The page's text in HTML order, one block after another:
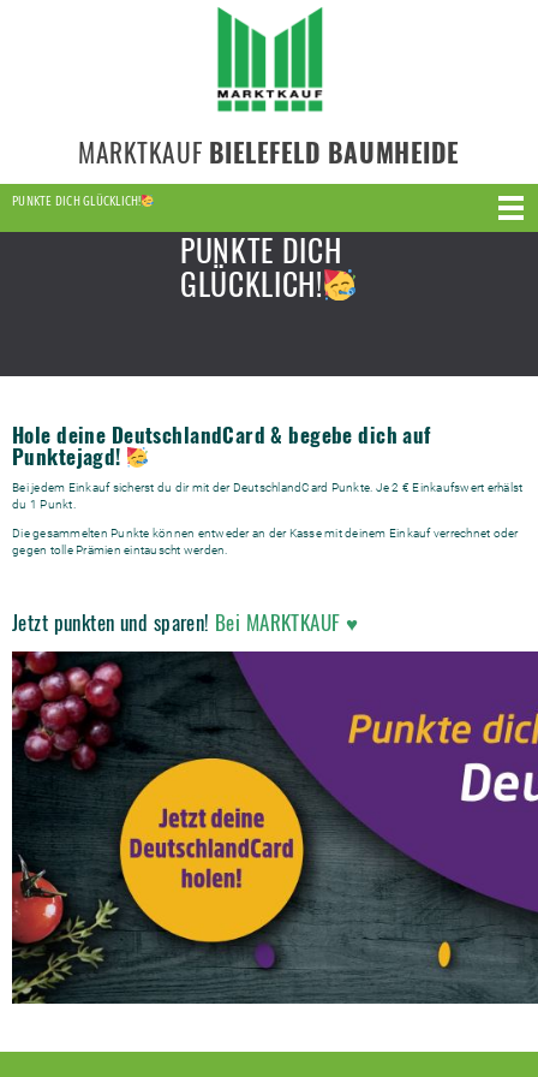
MARKTKAUF BIELEFELD BAUMHEIDE
PUNKTE DICH GLÜCKLICH!
PUNKTE DICH
GLÜCKLICH!
Hole deine DeutschlandCard & begebe dich auf
Punktejagd!
Bei jedem Einkauf sicherst du dir mit der DeutschlandCard Punkte. Je 2 € Einkaufswert erhälst
du 1 Punkt.
Die gesammelten Punkte können entweder an der Kasse mit deinem Einkauf verrechnet oder
gegen tolle Prämien eintauscht werden.
Jetzt punkten und sparen! Bei MARKTKAUF ♥